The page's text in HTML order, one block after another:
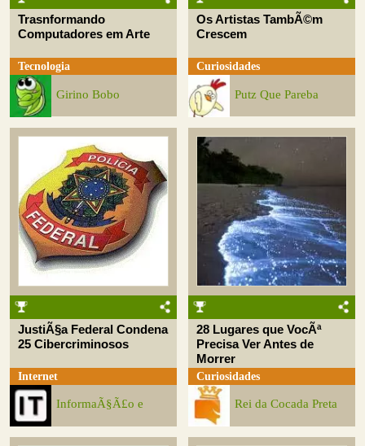
Trasnformando
Computadores em Arte
Tecnologia
Girino Bobo
Os Artistas TambÃ©m
Crescem
Curiosidades
Putz Que Pareba
JustiÃ§a Federal Condena
25 Cibercriminosos
Internet
InformaÃ§Ã£o e
28 Lugares que VocÃª
Precisa Ver Antes de
Morrer
Curiosidades
Rei da Cocada Preta